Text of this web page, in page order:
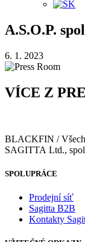
A.S.O.P.
6. 1. 2023
VÍCE Z
BLACKFIN /
SAGITTA Ltd.,
SPOLUPRÁCE
Prodejní síť
Sagitta B2B
Kontakty